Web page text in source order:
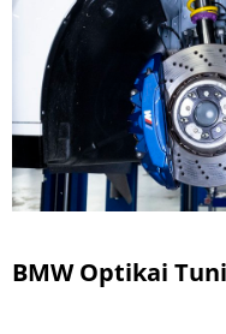
BMW Optikai